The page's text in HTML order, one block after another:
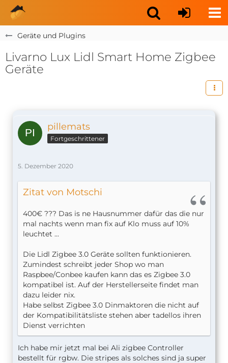
Geräte und Plugins
Livarno Lux Lidl Smart Home Zigbee
Geräte
pillemats
Fortgeschrittener
5. Dezember 2020
Zitat von Motschi
400€ ??? Das is ne Hausnummer dafür das die nur
mal nachts wenn man fix auf Klo muss auf 10%
leuchtet ...
Die Lidl Zigbee 3.0 Geräte sollten funktionieren.
Zumindest schreibt jeder Shop wo man
Raspbee/Conbee kaufen kann das es Zigbee 3.0
kompatibel ist. Auf der Herstellerseite findet man
dazu leider nix.
Habe selbst Zigbee 3.0 Dinmaktoren die nicht auf
der Kompatibilitätsliste stehen aber tadellos ihren
Dienst verrichten
Ich habe mir jetzt mal bei Ali zigbee Controller
bestellt für rgbw. Die stripes als solches sind ja super